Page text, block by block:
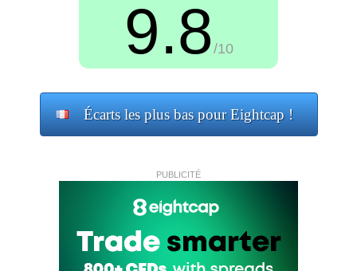
9.8 /10
Écarts les plus bas pour Eightcap !
PUBLICITÉ